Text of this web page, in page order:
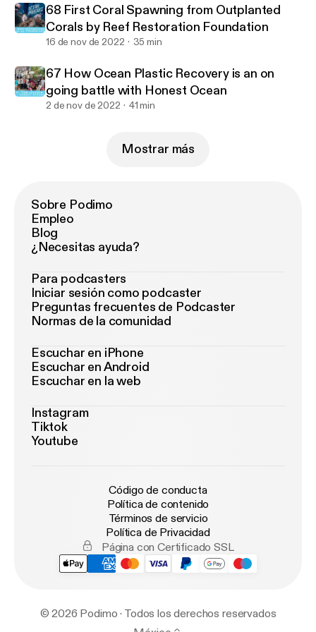
68 First Coral Spawning from Outplanted
Corals by Reef Restoration Foundation
16 de nov de 2022 35 min
67 How Ocean Plastic Recovery is an on
going battle with Honest Ocean
2 de nov de 2022 41 min
Mostrar más
Sobre Podimo
Empleo
Blog
¿Necesitas ayuda?
Para podcasters
Iniciar sesión como podcaster
Preguntas frecuentes de Podcaster
Normas de la comunidad
Escuchar en iPhone
Escuchar en Android
Escuchar en la web
Instagram
Tiktok
Youtube
Código de conducta
Política de contenido
Términos de servicio
Política de Privacidad
Página con Certificado SSL
© 2026 Podimo · Todos los derechos reservados